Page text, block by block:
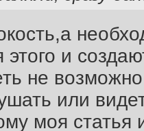
этого и
не
или
моя